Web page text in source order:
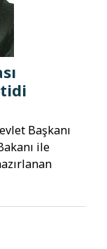
Başkanı
ile